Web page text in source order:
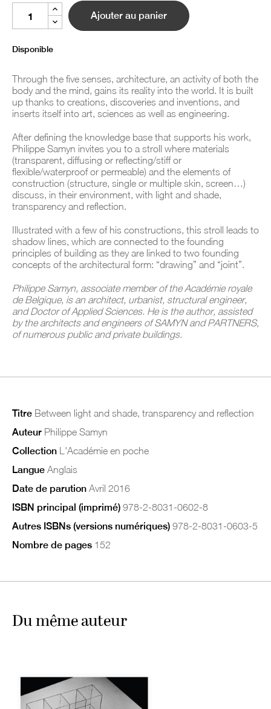
Ajouter au panier
Disponible
Through the five senses, architecture, an activity of both the
body and the mind, gains its reality into the world. It is built
up thanks to creations, discoveries and inventions, and
inserts itself into art, sciences as well as engineering.
After defining the knowledge base that supports his work,
Philippe Samyn invites you to a stroll where materials
(transparent, diffusing or reflecting/stiff or
flexible/waterproof or permeable) and the elements of
construction (structure, single or multiple skin, screen…)
discuss, in their environment, with light and shade,
transparency and reflection.
Illustrated with a few of his constructions, this stroll leads to
shadow lines, which are connected to the founding
principles of building as they are linked to two founding
concepts of the architectural form: “drawing” and “joint”.
Philippe Samyn, associate member of the Académie royale
de Belgique, is an architect, urbanist, structural engineer,
and Doctor of Applied Sciences. He is the author, assisted
by the architects and engineers of SAMYN and PARTNERS,
of numerous public and private buildings.
Titre Between light and shade, transparency and reflection
Auteur Philippe Samyn
Collection L'Académie en poche
Langue Anglais
Date de parution Avril 2016
ISBN principal (imprimé) 978-2-8031-0602-8
Autres ISBNs (versions numériques) 978-2-8031-0603-5
Nombre de pages 152
Du même auteur